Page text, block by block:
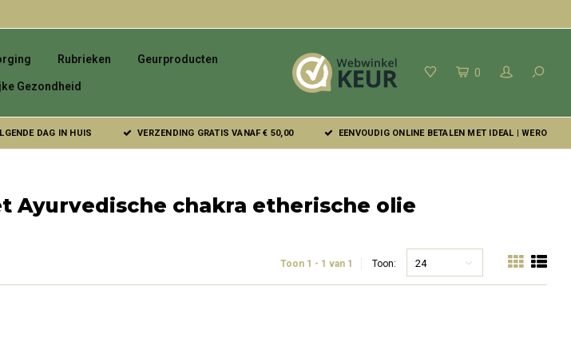
Rubrieken Geurproducten
Gezondheid
0
DAG IN HUIS VERZENDING GRATIS VANAF € 50,00 EENVOUDIG ONLINE BETALEN MET IDEAL | WERO
Ayurvedische chakra etherische olie
Toon 1 - 1 van 1 Toon: 24